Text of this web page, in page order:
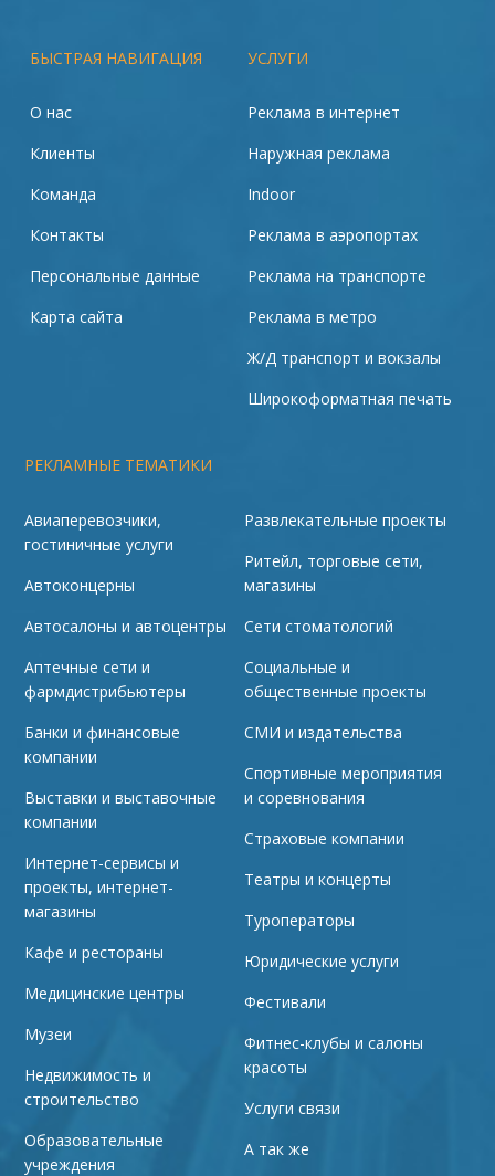
БЫСТРАЯ НАВИГАЦИЯ УСЛУГИ
РЕКЛАМНЫЕ ТЕМАТИКИ
О нас
Клиенты
Команда
Контакты
Персональные данные
Карта сайта
Реклама в интернет
Наружная реклама
Indoor
Реклама в аэропортах
Реклама на транспорте
Реклама в метро
Ж/Д транспорт и вокзалы
Широкоформатная печать
Авиаперевозчики,
гостиничные услуги
Автоконцерны
Автосалоны и автоцентры
Аптечные сети и
фармдистрибьютеры
Банки и финансовые
компании
Выставки и выставочные
компании
Интернет-сервисы и
проекты, интернет-
магазины
Кафе и рестораны
Медицинские центры
Музеи
Недвижимость и
строительство
Образовательные
учреждения
Развлекательные проекты
Ритейл, торговые сети,
магазины
Сети стоматологий
Социальные и
общественные проекты
СМИ и издательства
Спортивные мероприятия
и соревнования
Страховые компании
Театры и концерты
Туроператоры
Юридические услуги
Фестивали
Фитнес-клубы и салоны
красоты
Услуги связи
А так же